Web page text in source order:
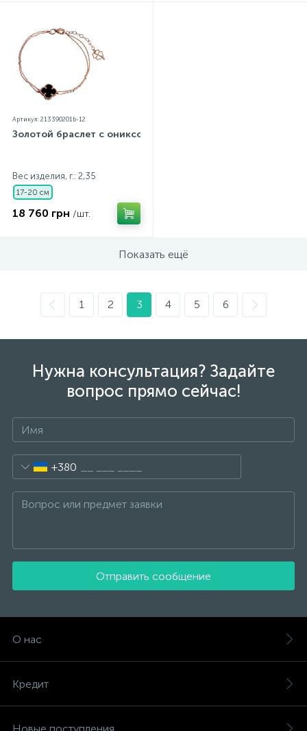
Артикул: 213390201b-12
Золотой браслет с ониксом
Вес изделия, г.: 2,35
17-20 см
18 760 грн /шт.
Показать ещё
1 2 3 4 5 6
Нужна консультация? Задайте
вопрос прямо сейчас!
+380
Отправить сообщение
О нас
Кредит